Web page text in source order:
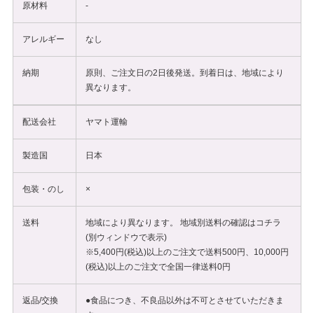
原材料 ‐
アレルギー なし
納期
原則、ご注文日の2日後発送。到着日は、地域により
異なります。
配送会社 ヤマト運輸
製造国 日本
包装・のし ×
送料 地域により異なります。 地域別送料の確認はコチラ
(別ウィンドウで表示)
※5,400円(税込)以上のご注文で送料500円、10,000円
(税込)以上のご注文で全国一律送料0円
返品/交換
●食品につき、不良品以外は不可とさせていただきま